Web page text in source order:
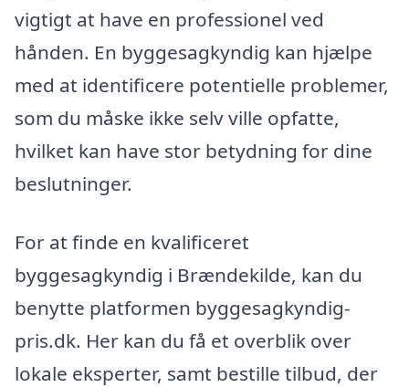
vigtigt at have en professionel ved
hånden. En byggesagkyndig kan hjælpe
med at identificere potentielle problemer,
som du måske ikke selv ville opfatte,
hvilket kan have stor betydning for dine
beslutninger.
For at finde en kvalificeret
byggesagkyndig i Brændekilde, kan du
benytte platformen byggesagkyndig-
pris.dk. Her kan du få et overblik over
lokale eksperter, samt bestille tilbud, der